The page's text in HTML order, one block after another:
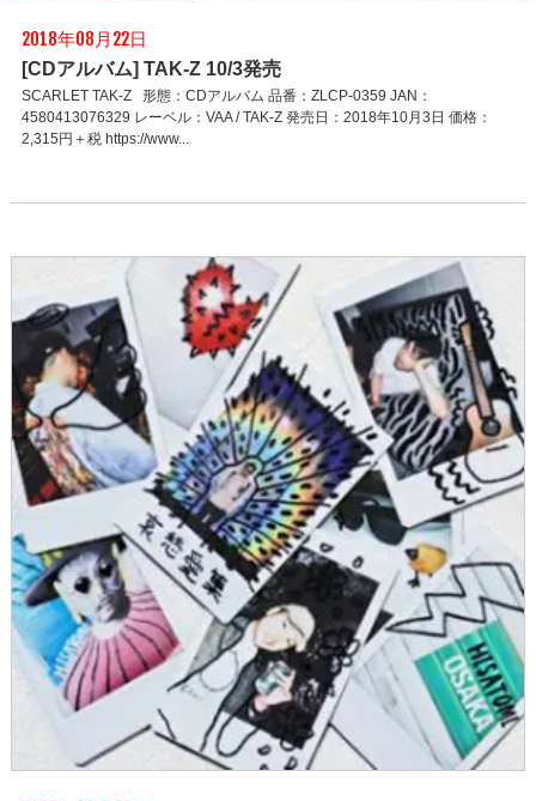
2018年08月22日
[CDアルバム] TAK-Z 10/3発売
SCARLET TAK-Z 形態：CDアルバム 品番：ZLCP-0359 JAN：
4580413076329 レーベル：VAA / TAK-Z 発売日：2018年10月3日 価格：
2,315円＋税 https://www...